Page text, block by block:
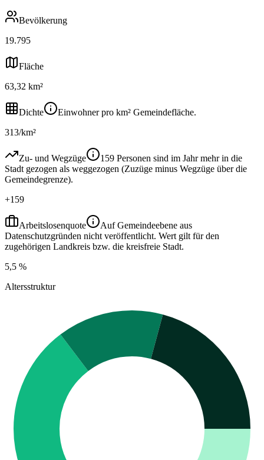
Bevölkerung
19.795
Fläche
63,32 km²
Dichte
Einwohner pro km² Gemeindefläche.
313/km²
Zu- und Wegzüge
159 Personen sind im Jahr mehr in die
Stadt gezogen als weggezogen (Zuzüge minus Wegzüge über die
Gemeindegrenze).
+159
Arbeitslosenquote
Auf Gemeindeebene aus
Datenschutzgründen nicht veröffentlicht. Wert gilt für den
zugehörigen Landkreis bzw. die kreisfreie Stadt.
5,5 %
Altersstruktur